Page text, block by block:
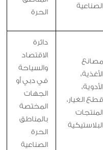
الصناعية
الحرة
مصانع
الأغذية،
الأدوية،
قطع الغيار،
المنتجات
البلاستيكية
دائرة
الاقتصاد
والسياحة
في دبي أو
الجهات
المختصة
بالمناطق
الحرة
الصناعية